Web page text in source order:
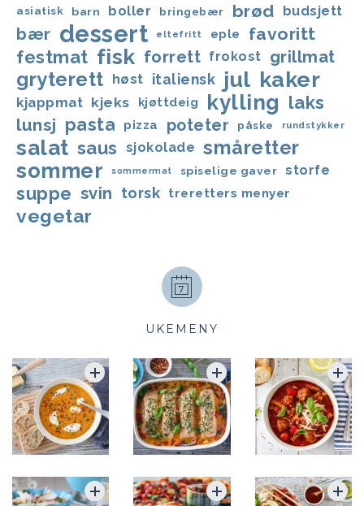
asiatisk barn boller bringebær brød budsjett
bær dessert eltefritt eple favoritt
festmat fisk forrett frokost grillmat
gryterett høst italiensk jul kaker
kjappmat kjeks kjøttdeig kylling laks
lunsj pasta pizza poteter påske rundstykker
salat saus sjokolade småretter
sommer sommermat spiselige gaver storfe
suppe svin torsk treretters menyer
vegetar
UKEMENY